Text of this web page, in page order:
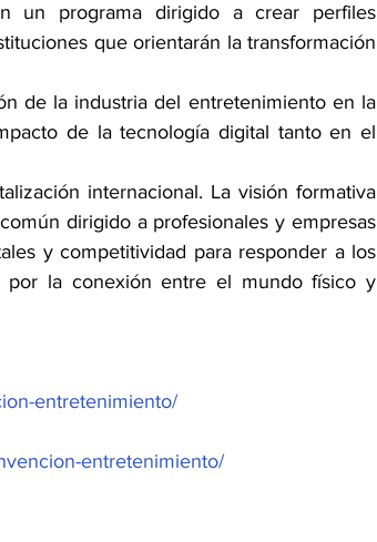
un programa dirigido a crear perfiles
que orientarán la transformación
de la industria del entretenimiento en la
de la tecnología digital tanto en el
internacional. La visión formativa
dirigido a profesionales y empresas
y competitividad para responder a los
por la conexión entre el mundo físico y
entretenimiento/
entretenimiento/